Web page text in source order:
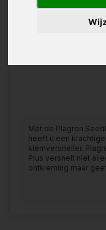
Met de Plagron
heeft u een
kiemversneller.
Plus versnelt niet
ontkieming maar